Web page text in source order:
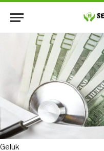
Geluk